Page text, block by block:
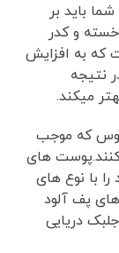
باید بر
و کدر
که به افزایش
نتیجه
میکند.
که موجب
های
با نوع های
پف آلود
دریایی